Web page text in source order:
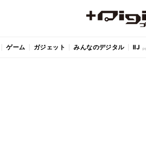
ゲーム ガジェット みんなのデジタル IIJ